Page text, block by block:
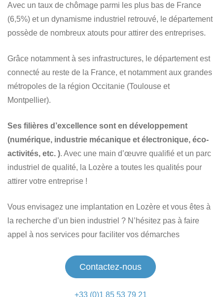
Avec un taux de chômage parmi les plus bas de France
(6,5%) et un dynamisme industriel retrouvé, le département
possède de nombreux atouts pour attirer des entreprises.
Grâce notamment à ses infrastructures, le département est
connecté au reste de la France, et notamment aux grandes
métropoles de la région Occitanie (Toulouse et
Montpellier).
Ses filières d’excellence sont en développement
(numérique, industrie mécanique et électronique, éco-
activités, etc. ). Avec une main d’œuvre qualifié et un parc
industriel de qualité, la Lozère a toutes les qualités pour
attirer votre entreprise !
Vous envisagez une implantation en Lozère et vous êtes à
la recherche d’un bien industriel ? N’hésitez pas à faire
appel à nos services pour faciliter vos démarches
Contactez-nous
+33 (0)1 85 53 79 21